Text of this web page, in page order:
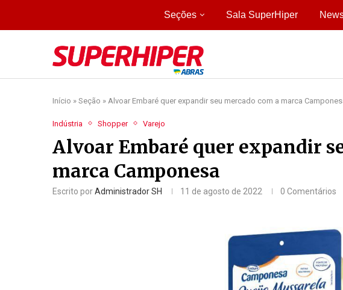
Seções Sala SuperHiper
Início » Seção » Alvoar Embaré quer expandir seu mercado com a marca
Indústria Shopper Varejo
Alvoar Embaré quer expandir
marca Camponesa
Escrito porAdministrador SH 11 de agosto de 2022 0 Comentários